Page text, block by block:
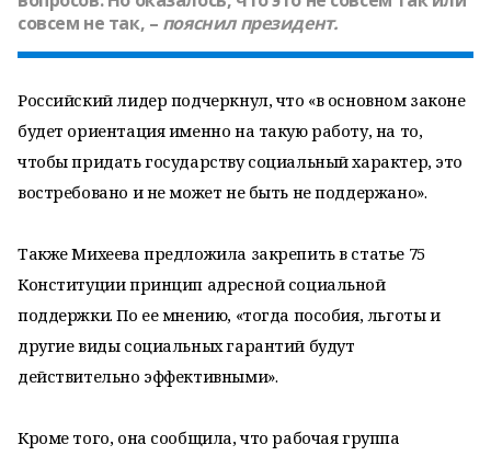
совсем не так, – пояснил президент.
Российский лидер подчеркнул, что «в основном законе
будет ориентация именно на такую работу, на то,
чтобы придать государству социальный характер, это
востребовано и не может не быть не поддержано».
Также Михеева предложила закрепить в статье 75
Конституции принцип адресной социальной
поддержки. По ее мнению, «тогда пособия, льготы и
другие виды социальных гарантий будут
действительно эффективными».
Кроме того, она сообщила, что рабочая группа